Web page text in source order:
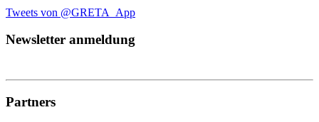
Tweets von @GRETA_App
Newsletter anmeldung
Partners